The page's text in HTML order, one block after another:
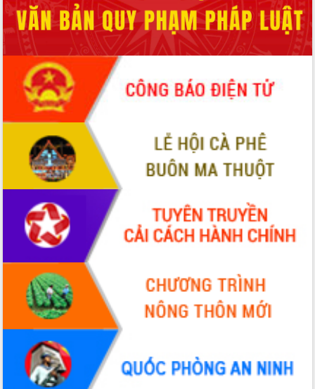
sầu riêng tại Đắk Lắk
Trình diễn nghệ thuật chế biến các
món ăn từ sầu riêng
Đắk Lắk công bố Quy hoạch và xúc
tiến đầu tư tỉnh
Ngành cá ngừ Đắk Lắk chủ động thích
ứng để giữ vững thị trường xuất khẩu
Diễn đàn Kinh tế tư nhân Việt Nam đột
phá cơ chế - Hợp tác công tư
Đề án 06 tạo bước ngoặt đột phá trong
cải cách hành chính tỉnh Đắk Lắk
Kết nối tour, đẩy mạnh chuyển đổi số
để phát triển du lịch Đắk Lắk
Khởi động Dự án Đầu tư xây dựng hạ
tầng kỹ thuật Cụm công nghiệp Tân
Tiến
Gặp mặt các cơ quan báo chí nhân Kỷ
niệm 101 năm Ngày Báo chí Cách
mạng Việt Nam
Đắk Lắk sơ kết 4 năm triển khai thực
hiện Đề án 06 của Chính phủ
Họp báo thông tin về Hội nghị Công bố
Quy hoạch và Xúc tiến đầu tư tỉnh Đắk
Lắk
Khơi thông điểm nghẽn, đẩy nhanh